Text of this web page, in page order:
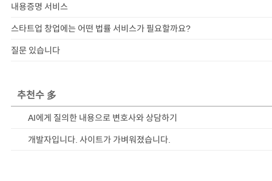
내용증명 서비스
스타트업 창업에는 어떤 법률 서비스가 필요할까요?
질문 있습니다
추천수 多
AI에게 질의한 내용으로 변호사와 상담하기
개발자입니다. 사이트가 가벼워졌습니다.